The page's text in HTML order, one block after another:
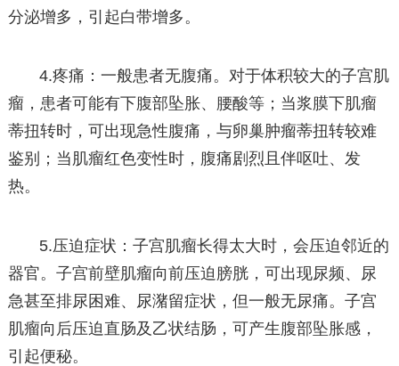
分泌增多，引起白带增多。
4.疼痛：一般患者无腹痛。对于体积较大的子宫肌
瘤，患者可能有下腹部坠胀、腰酸等；当浆膜下肌瘤
蒂扭转时，可出现急性腹痛，与卵巢肿瘤蒂扭转较难
鉴别；当肌瘤红色变性时，腹痛剧烈且伴呕吐、发
热。
5.压迫症状：子宫肌瘤长得太大时，会压迫邻近的
器官。子宫前壁肌瘤向前压迫膀胱，可出现尿频、尿
急甚至排尿困难、尿潴留症状，但一般无尿痛。子宫
肌瘤向后压迫直肠及乙状结肠，可产生腹部坠胀感，
引起便秘。